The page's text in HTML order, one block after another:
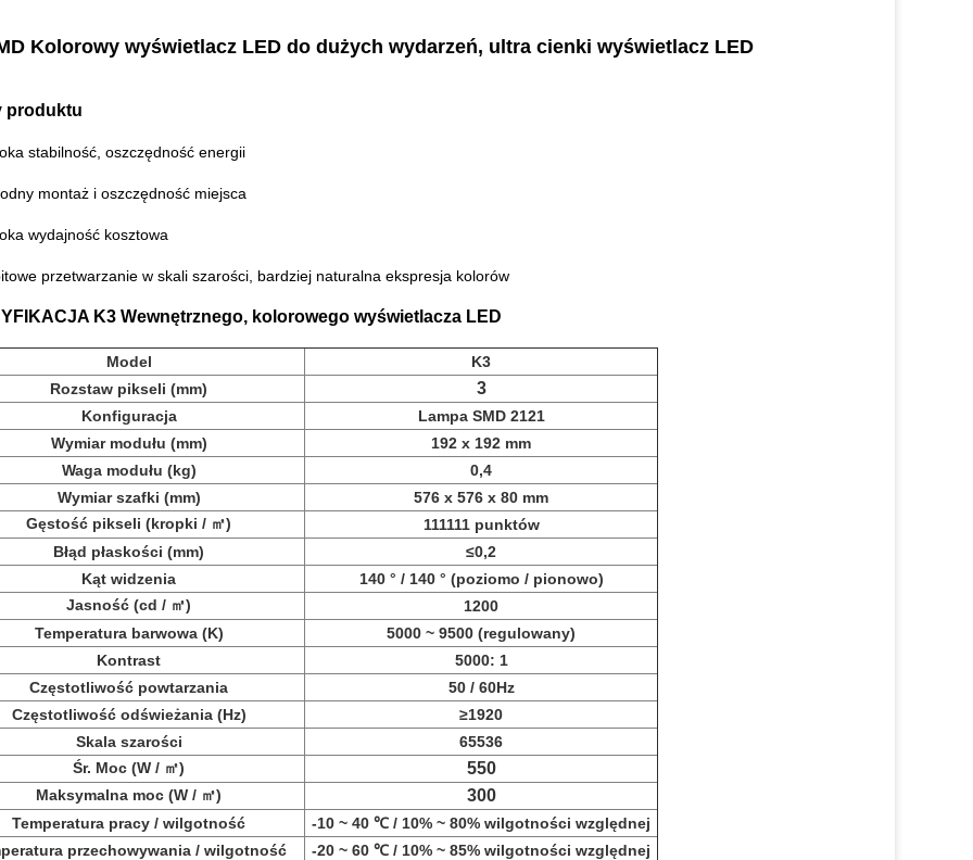
Kolorowy wyświetlacz LED do dużych wydarzeń, ultra cienki wyświetlacz LED
produktu
stabilność, oszczędność energii
montaż i oszczędność miejsca
wydajność kosztowa
przetwarzanie w skali szarości, bardziej naturalna ekspresja kolorów
K3 Wewnętrznego, kolorowego wyświetlacza LED
Model
K3
Rozstaw pikseli (mm)
3
Konfiguracja
Lampa SMD 2121
Wymiar modułu (mm)
192 x 192 mm
Waga modułu (kg)
0,4
Wymiar szafki (mm)
576 x 576 x 80 mm
Gęstość pikseli (kropki / ㎡)
111111 punktów
Błąd płaskości (mm)
≤0,2
Kąt widzenia
140 ° / 140 ° (poziomo / pionowo)
Jasność (cd / ㎡)
1200
Temperatura barwowa (K)
5000 ~ 9500 (regulowany)
Kontrast
5000: 1
Częstotliwość powtarzania
50 / 60Hz
Częstotliwość odświeżania (Hz)
≥1920
Skala szarości
65536
Śr. Moc (W / ㎡)
550
Maksymalna moc (W / ㎡) 300
Temperatura pracy / wilgotność
-10 ~ 40 ℃ / 10% ~ 80% wilgotności względnej
przechowywania / wilgotność
-20 ~ 60 ℃ / 10% ~ 85% wilgotności względnej